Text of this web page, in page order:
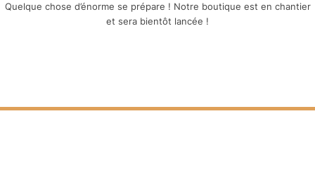
Quelque chose d’énorme se prépare ! Notre boutique est en chantier
et sera bientôt lancée !